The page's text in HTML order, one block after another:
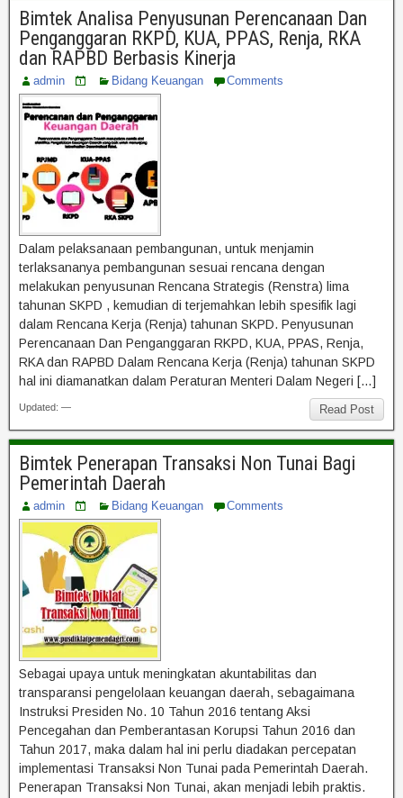
Bimtek Analisa Penyusunan Perencanaan Dan
Penganggaran RKPD, KUA, PPAS, Renja, RKA
dan RAPBD Berbasis Kinerja
admin Bidang Keuangan Comments
Dalam pelaksanaan pembangunan, untuk menjamin
terlaksananya pembangunan sesuai rencana dengan
melakukan penyusunan Rencana Strategis (Renstra) lima
tahunan SKPD , kemudian di terjemahkan lebih spesifik lagi
dalam Rencana Kerja (Renja) tahunan SKPD. Penyusunan
Perencanaan Dan Penganggaran RKPD, KUA, PPAS, Renja,
RKA dan RAPBD Dalam Rencana Kerja (Renja) tahunan SKPD
hal ini diamanatkan dalam Peraturan Menteri Dalam Negeri […]
Read Post
Updated: —
Bimtek Penerapan Transaksi Non Tunai Bagi
Pemerintah Daerah
admin Bidang Keuangan Comments
Sebagai upaya untuk meningkatan akuntabilitas dan
transparansi pengelolaan keuangan daerah, sebagaimana
Instruksi Presiden No. 10 Tahun 2016 tentang Aksi
Pencegahan dan Pemberantasan Korupsi Tahun 2016 dan
Tahun 2017, maka dalam hal ini perlu diadakan percepatan
implementasi Transaksi Non Tunai pada Pemerintah Daerah.
Penerapan Transaksi Non Tunai, akan menjadi lebih praktis.